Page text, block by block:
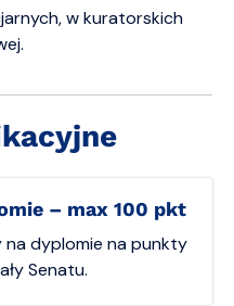
w kuratorskich
– max 100 pkt
na dyplomie na punkty
Senatu.